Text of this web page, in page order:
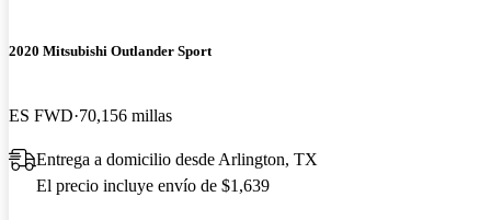
2020 Mitsubishi Outlander Sport
ES FWD 70,156 millas
Entrega a domicilio desde Arlington, TX
El precio incluye envío de $1,639